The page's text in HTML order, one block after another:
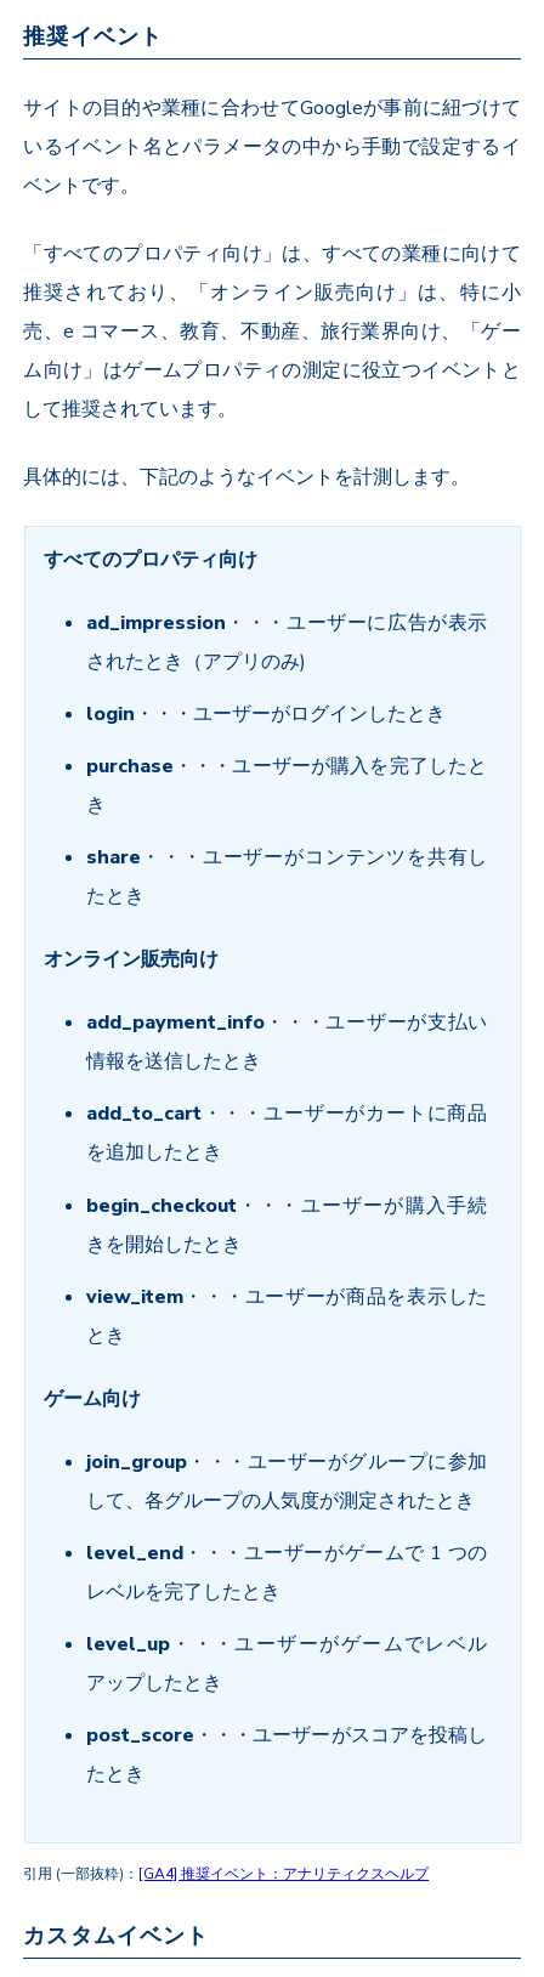
推奨イベント
サイトの目的や業種に合わせてGoogleが事前に紐づけて
いるイベント名とパラメータの中から手動で設定するイ
ベントです。
「すべてのプロパティ向け」は、すべての業種に向けて
推奨されており、「オンライン販売向け」は、特に小
売、e コマース、教育、不動産、旅行業界向け、
「ゲー
ム向け」はゲームプロパティの測定に役立つイベントと
して推奨されています。
具体的には、下記のようなイベントを計測します。
すべてのプロパティ向け
ad_impression ・・・ユーザーに広告が表示
されたとき（アプリのみ)
login ・・・ユーザーがログインしたとき
purchase ・・・ユーザーが購入を完了したと
き
share ・・・ユーザーがコンテンツを共有し
たとき
オンライン販売向け
add_payment_info・・・ユーザーが支払い
情報を送信したとき
add_to_cart・・・ユーザーがカートに商品
を追加したとき
begin_checkout・・・ ユーザーが購入手続
きを開始したとき
view_item・・・ ユーザーが商品を表示した
とき
ゲーム向け
join_group・・・ユーザーがグループに参加
して、各グループの人気度が測定されたとき
level_end・・・ユーザーがゲームで 1 つの
レベルを完了したとき
level_up・・・ユーザーがゲームでレベル
アップしたとき
post_score ・・・ユーザーがスコアを投稿し
たとき
引用 (一部抜粋)： [GA4] 推奨イベント：アナリティクスヘルプ
カスタムイベント